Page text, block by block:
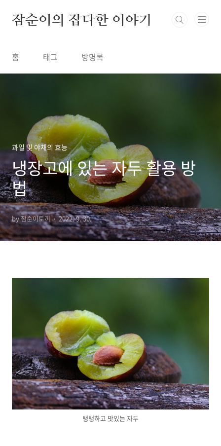
잠순이의 잡다한 이야기
홈 태그 방명록
과일 및 야채의 효능
냉장고에 있는 자두 활용 방
법
by 잠순이토끼 2022. 9. 30.
탱탱하고 맛있는 자두